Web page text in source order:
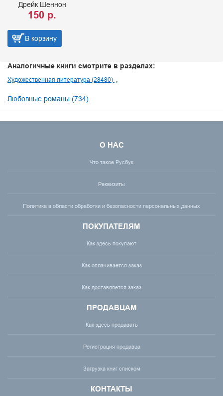
Дрейк Шеннон
150 р.
В корзину
Аналогичные книги смотрите в разделах:
Художественная литература (28480)
Любовные романы (734)
О НАС
Что такое Русбук
Реквизиты
Политика в области обработки и безопасности персональных данных
ПОКУПАТЕЛЯМ
Как здесь покупают
Как оплачивается заказ
Как доставляется заказ
ПРОДАВЦАМ
Как здесь продавать
Регистрация продавца
Загрузка книг списком
КОНТАКТЫ